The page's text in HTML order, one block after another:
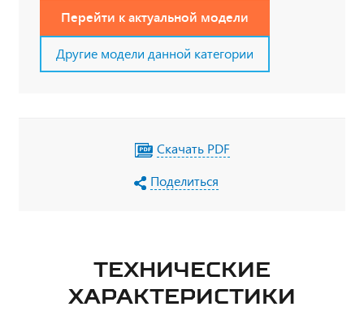
Перейти к актуальной модели
Другие модели данной категории
Скачать PDF
Поделиться
ТЕХНИЧЕСКИЕ
ХАРАКТЕРИСТИКИ